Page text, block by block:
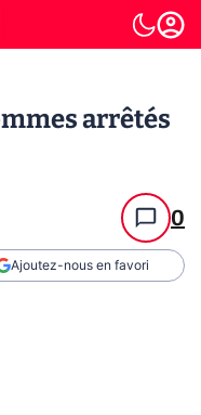
arrêtés
0
Ajoutez-nous en favori